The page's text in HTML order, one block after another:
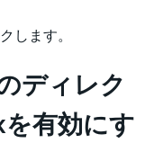
します。
ディレク
を有効にす